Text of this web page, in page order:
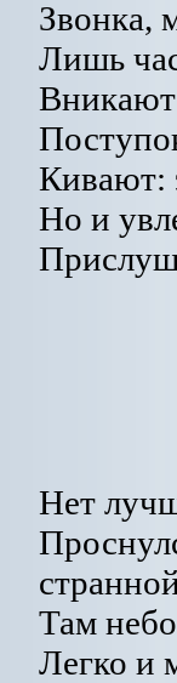
Звонка,
Лишь
Кивают:
Но и
Нет
Там
Легко и